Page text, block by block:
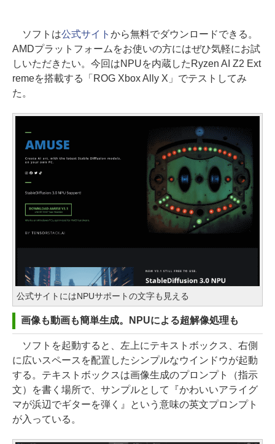
ソフトは公式サイト から無料でダウンロードできる。
AMDプラットフォームをお使いの方にはぜひ気軽にお試
しいただきたい。今回はNPUを内蔵したRyzen AI Z2 Ext
remeを搭載する「ROG Xbox Ally X」でテストしてみ
た。
公式サイトにはNPUサポートの文字も見える
画像も動画も簡単生成。NPUによる超解像処理も
ソフトを起動すると、左上にテキストボックス、右側
に広いスペースを配置したシンプルなウインドウが起動
する。テキストボックスは画像生成のプロンプト（指示
文）を書く場所で、サンプルとして『かわいいアライグ
マが浜辺でギターを弾く』という意味の英文プロンプト
が入っている。